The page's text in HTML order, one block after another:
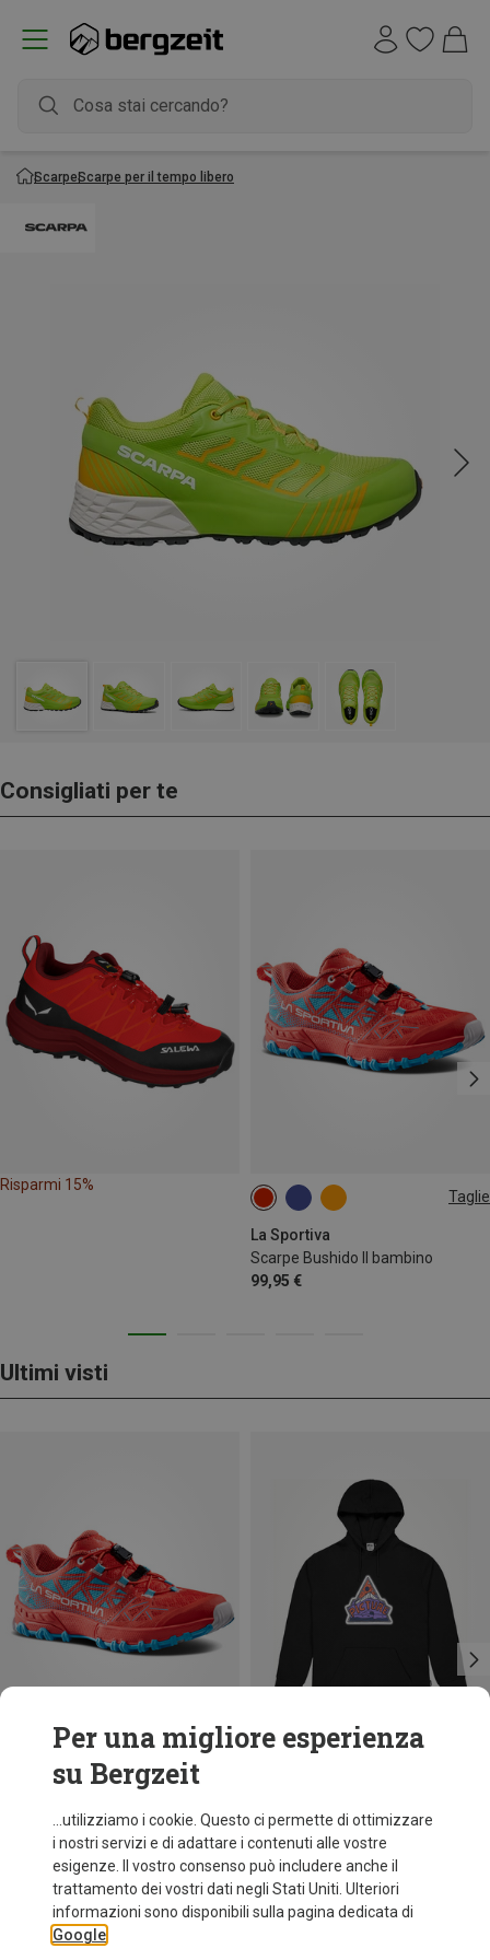
ScarpeScarpe per il tempo libero
Consigliati per te
Risparmi 15%
Taglie
La Sportiva
Scarpe Bushido II bambino
99,95 €
Ultimi visti
Taglie
La Sportiva
Scarpe Bushido II bambino
Per una migliore esperienza
su Bergzeit
...utilizziamo i cookie. Questo ci permette di ottimizzare
i nostri servizi e di adattare i contenuti alle vostre
esigenze. Il vostro consenso può includere anche il
trattamento dei vostri dati negli Stati Uniti. Ulteriori
informazioni sono disponibili sulla pagina dedicata di
Google